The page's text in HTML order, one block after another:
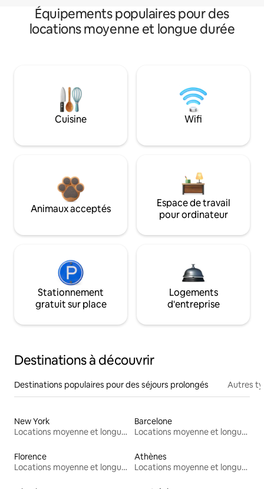
Équipements populaires pour des
locations moyenne et longue durée
Cuisine Wifi
Animaux acceptés
Espace de travail
pour ordinateur
Stationnement
gratuit sur place
Logements
d'entreprise
Destinations à découvrir
Destinations populaires pour des séjours prolongés Autres
New York
Locations moyenne et longue durée
Barcelone
Locations moyenne et longue durée
Florence
Locations moyenne et longue durée
Athènes
Locations moyenne et longue durée